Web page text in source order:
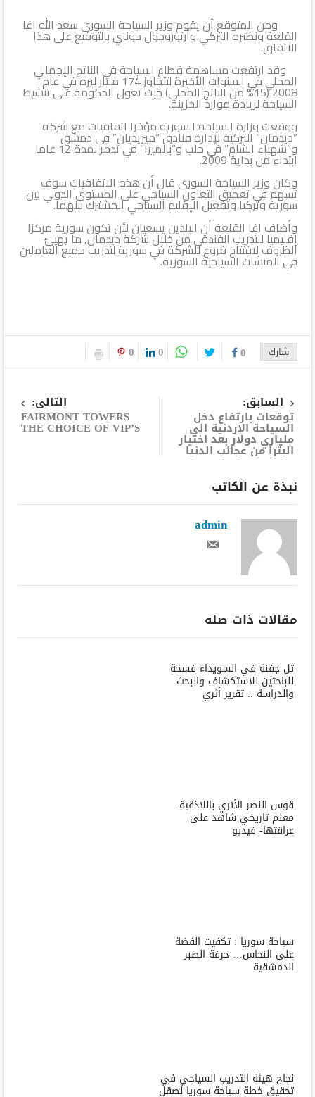
ومن المتوقع أن يقوم وزير السياحة السورى سعد الله اغا
القلعة ونظيره التركي وأرتوروجول جوناي بالتوقيع على هذا
الاتفاق.
وقد ارتفعت مساهمة قطاع السياحة في الناتج الإجمالي
المحلي في السنوات الأخيرة لتتجاوز 174 مليار ليرة في عام
2008 (15% من الناتج المحلي) حيث تعول الحكومة على تنشيط
السياحة لزيادة موارد الخزينة.
ووقعت وزارة السياحة السورية مؤخرا اتفاقيات مع شركة
“ديدمان” التركية لإدارة فنادق “ميريديان” في دمشق
و”شهباء الشام” في حلب و”بالميرا” في تدمر لمدة 12 عاما
ابتداء من بداية 2009.
وكان وزير السياحة السورى قال أن هذه الاتفاقيات سوف
تسهم في تعميق التعاون السياحي على المستوى الدولي بين
سورية وتركيا وتفعيل الإقليم السياحي المشترك بينهما.
وأضاف اغا القلعة أن البلدين يسعيان لأن تكون سورية مركزا
إقليميا للتدريب الفندقي من خلال شركة ديدمان, ما يهيئ
الظروف لافتتاح فروع للشركة في سورية لتدريب جميع العاملين
في المنشآت السياحية السورية.
شارك 0
0
0
السابق:
توقعات بارتفاع دخل
السياحة الاردنية الى
ملياري دولار بعد اختيار
البترا من عجائب الدنيا
التالى:
FAIRMONT TOWERS
THE CHOICE OF VIP’S
نبذة عن الكاتب
admin
مقالات ذات صله
تل جفنة في السويداء فسحة
للباحثين للاستكشاف والبحث
والدراسة .. تقرير أثري
قوس النصر الأثري باللاذقية..
معلم تاريخي شاهد على
عراقتها- فيديو
سياحة سوريا : تكفيت الفضة
على النحاس… حرفة الصبر
الدمشقية
نجاح هيئة التدريب السياحي في
تحقيق خطة سياحة سوريا لصقل